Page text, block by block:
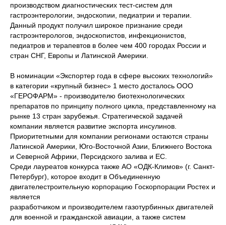
производством диагностических тест-систем для
гастроэнтерологии, эндоскопии, педиатрии и терапии.
Данный продукт получил широкое признание среди
гастроэнтерологов, эндоскопистов, инфекционистов,
педиатров и терапевтов в более чем 400 городах России и
стран СНГ, Европы и Латинской Америки.
В номинации «Экспортер года в сфере высоких технологий»
в категории «крупный бизнес» 1 место досталось ООО
«ГЕРОФАРМ» - производителю биотехнологических
препаратов по принципу полного цикла, представленному на
рынке 13 стран зарубежья. Стратегической задачей
компании является развитие экспорта инсулинов.
Приоритетными для компании регионами остаются страны
Латинской Америки, Юго-Восточной Азии, Ближнего Востока
и Северной Африки, Персидского залива и ЕС.
Среди лауреатов конкурса также АО «ОДК-Климов» (г. Санкт-
Петербург), которое входит в Объединенную
двигателестроительную корпорацию Госкорпорации Ростех и
является
разработчиком и производителем газотурбинных двигателей
для военной и гражданской авиации, а также систем